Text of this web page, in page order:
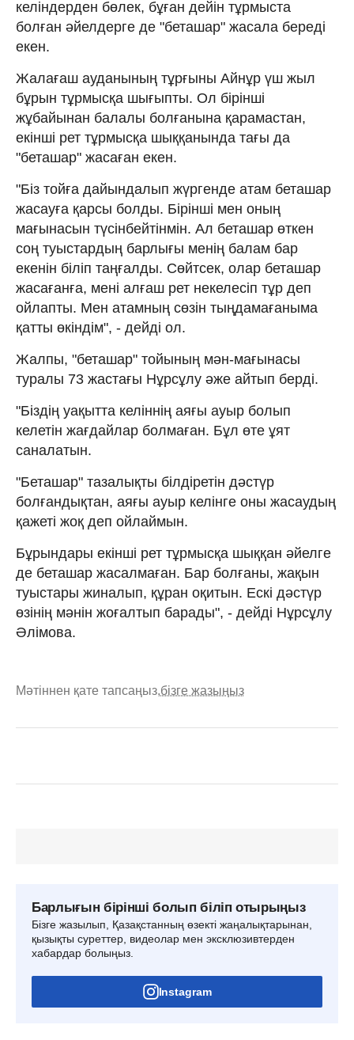
келіндерден бөлек, бұған дейін тұрмыста
болған әйелдерге де "беташар" жасала береді
екен.
Жалағаш ауданының тұрғыны Айнұр үш жыл
бұрын тұрмысқа шығыпты. Ол бірінші
жұбайынан балалы болғанына қарамастан,
екінші рет тұрмысқа шыққанында тағы да
"беташар" жасаған екен.
"Біз тойға дайындалып жүргенде атам беташар
жасауға қарсы болды. Бірінші мен оның
мағынасын түсінбейтінмін. Ал беташар өткен
соң туыстардың барлығы менің балам бар
екенін біліп таңғалды. Сөйтсек, олар беташар
жасағанға, мені алғаш рет некелесіп тұр деп
ойлапты. Мен атамның сөзін тыңдамағаныма
қатты өкіндім", - дейді ол.
Жалпы, "беташар" тойының мән-мағынасы
туралы 73 жастағы Нұрсұлу әже айтып берді.
"Біздің уақытта келіннің аяғы ауыр болып
келетін жағдайлар болмаған. Бұл өте ұят
саналатын.
"Беташар" тазалықты білдіретін дәстүр
болғандықтан, аяғы ауыр келінге оны жасаудың
қажеті жоқ деп ойлаймын.
Бұрындары екінші рет тұрмысқа шыққан әйелге
де беташар жасалмаған. Бар болғаны, жақын
туыстары жиналып, құран оқитын. Ескі дәстүр
өзінің мәнін жоғалтып барады", - дейді Нұрсұлу
Әлімова.
Мәтіннен қате тапсаңыз,бізге жазыңыз
Барлығын бірінші болып біліп отырыңыз
Бізге жазылып, Қазақстанның өзекті жаңалықтарынан,
қызықты суреттер, видеолар мен эксклюзивтерден
хабардар болыңыз.
Instagram